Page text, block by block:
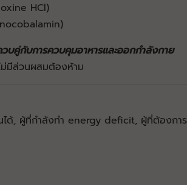
HCl)
บคู่กับการควบคุมอาหารและออกกำลังกาย
ม่มีส่วนผสมต้องห้าม
ด้, ผู้ที่กำลังทำ energy deficit, ผู้ที่ต้องกา